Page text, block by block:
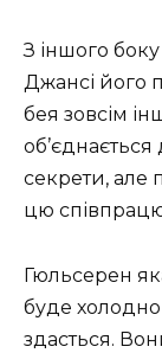
З іншого
Джансі його
бея зовсім
секрети, але
цю
Гюльсерен
буде холодно
здасться.